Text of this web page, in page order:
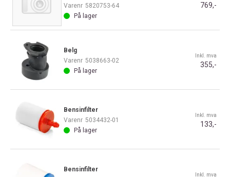
Varenr 5820753-64
På lager
769,-
Belg
Varenr 5038663-02
På lager
Inkl. mva
355,-
Bensinfilter
Varenr 5034432-01
På lager
Inkl. mva
133,-
Bensinfilter
Inkl. mva